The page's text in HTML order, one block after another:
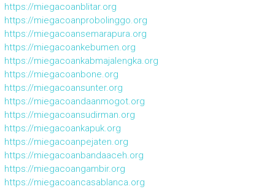
https://miegacoanblitar.org
https://miegacoanprobolinggo.org
https://miegacoansemarapura.org
https://miegacoankebumen.org
https://miegacoankabmajalengka.org
https://miegacoanbone.org
https://miegacoansunter.org
https://miegacoandaanmogot.org
https://miegacoansudirman.org
https://miegacoankapuk.org
https://miegacoanpejaten.org
https://miegacoanbandaaceh.org
https://miegacoangambir.org
https://miegacoancasablanca.org